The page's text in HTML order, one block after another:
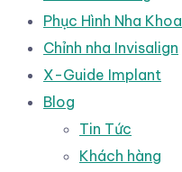
Phục Hình Nha Khoa
Chỉnh nha Invisalign
X-Guide Implant
Blog
Tin Tức
Khách hàng